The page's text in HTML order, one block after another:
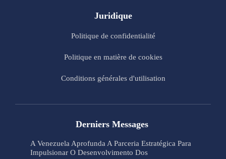
Juridique
Politique de confidentialité
Politique en matière de cookies
Conditions générales d'utilisation
Derniers Messages
A Venezuela Aprofunda A Parceria Estratégica Para
Impulsionar O Desenvolvimento Dos